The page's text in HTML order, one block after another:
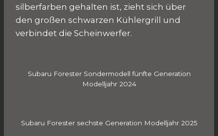
silberfarben gehalten ist, zieht sich über
den großen schwarzen Kühlergrill und
verbindet die Scheinwerfer.
Subaru Forester Sondermodell fünfte Generation
Modelljahr 2024
Subaru Forester sechste Generation Modelljahr 2025